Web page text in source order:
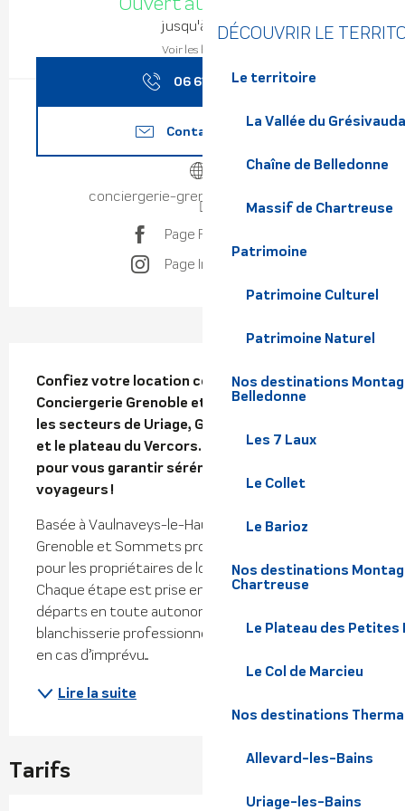
DÉCOUVRIR LE
Le territoire
La Vallée du
Chaîne de Belledonne
Massif de Chartreuse
Patrimoine
Patrimoine Culturel
Patrimoine Naturel
Nos destinations
Belledonne
Les 7 Laux
Le Collet
Le Barioz
Nos destinations
Chartreuse
Le Plateau des Petites
Le Col de Marcieu
Nos destinations
Allevard-les-Bains
Uriage-les-Bains
jusqu'à 19:00
Voir les horaires
06 61 98 91▒▒
Contactez-nous
conciergerie-grenoble-sommets.fr
Page Facebook
Page Instagram
Description
Confiez votre location courte durée à
Conciergerie Grenoble et Sommets présente sur
les secteurs de Uriage, Grenoble,  Chamrousse
et le plateau du Vercors. Une gestion de A à Z
pour vous garantir sérénité et satisfaction
voyageurs !
Basée à Vaulnaveys-le-Haut, la Conciergerie
Grenoble et Sommets propose un service complet
pour les propriétaires de locations saisonnières.
Chaque étape est prise en charge : arrivées et
départs en toute autonomie, entretien et
blanchisserie professionnels, maintenance rapide
en cas d’imprévu....
Lire la suite
Tarifs